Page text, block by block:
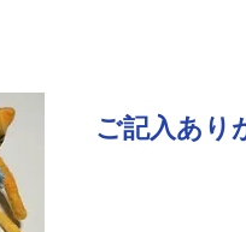
ご記入あり